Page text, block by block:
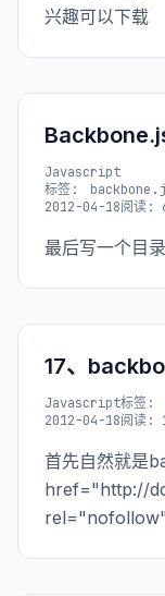
兴趣可以下载
Javascript
标签:
2012-04-18阅读:
最后写一个目
17、
Javascript标签:
2012-04-18阅读:
首先自然就是
href="http://